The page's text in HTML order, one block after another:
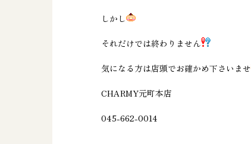
しかし
それだけでは終わりません
気になる方は店頭でお確かめ下さいませ
CHARMY元町本店
045-662-0014